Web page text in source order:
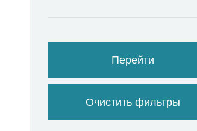
Перейти
Очистить фильтры